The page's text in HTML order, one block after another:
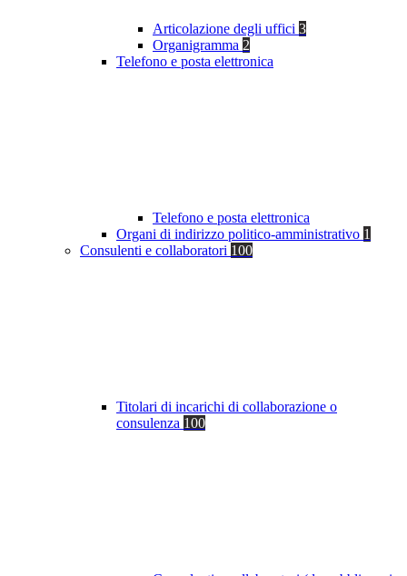
Articolazione degli uffici 3
Organigramma 2
Telefono e posta elettronica
Telefono e posta elettronica
Organi di indirizzo politico-amministrativo 1
Consulenti e collaboratori 100
Titolari di incarichi di collaborazione o
consulenza 100